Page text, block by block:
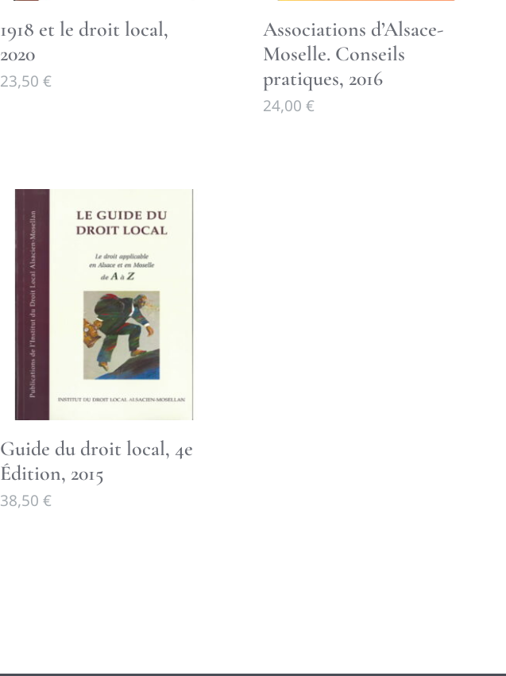
1918 et le droit local,
2020
23,50 €
Associations d’Alsace-
Moselle. Conseils
pratiques, 2016
24,00€
Guide du droit local, 4e
Édition, 2015
38,50 €